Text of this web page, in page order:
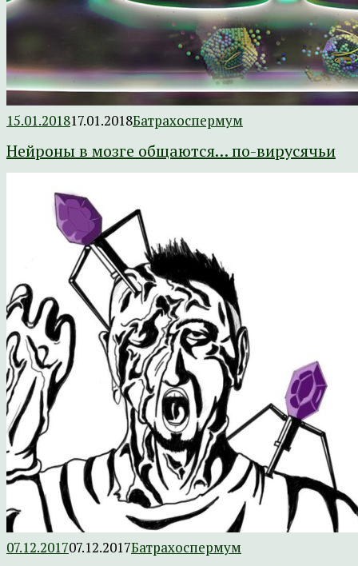
15.01.201817.01.2018Батрахоспермум
Нейроны в мозге общаются… по-вирусячьи
07.12.201707.12.2017Батрахоспермум